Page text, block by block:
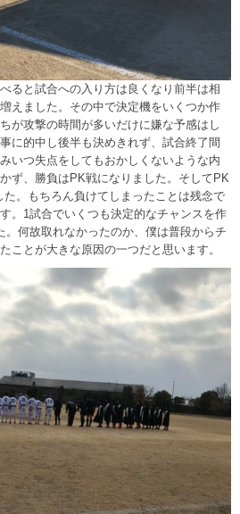
ると試合への入り方は良くなり前半は相
えました。その中で決定機をいくつか作
が攻撃の時間が多いだけに嫌な予感はし
に的中し後半も決めきれず、試合終了間
いつ失点をしてもおかしくないような内
ず、勝負はPK戦になりました。そしてPK
。もちろん負けてしまったことは残念で
。1試合でいくつも決定的なチャンスを作
。何故取れなかったのか、僕は普段からチ
ことが大きな原因の一つだと思います。